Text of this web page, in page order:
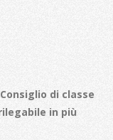
di classe
in più